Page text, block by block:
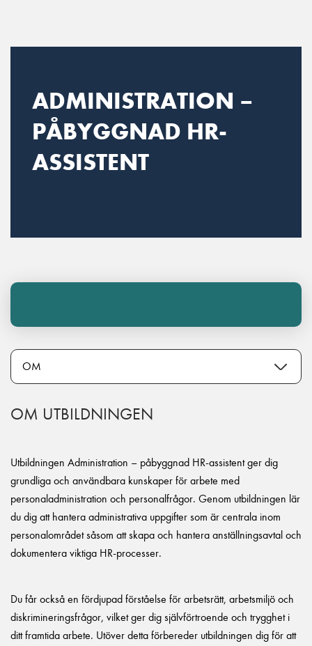
ADMINISTRATION –
PÅBYGGNAD HR-
ASSISTENT
OM UTBILDNINGEN
Utbildningen Administration – påbyggnad HR-assistent ger dig
grundliga och användbara kunskaper för arbete med
personaladministration och personalfrågor. Genom utbildningen lär
du dig att hantera administrativa uppgifter som är centrala inom
personalområdet såsom att skapa och hantera anställningsavtal och
dokumentera viktiga HR-processer.
Du får också en fördjupad förståelse för arbetsrätt, arbetsmiljö och
diskrimineringsfrågor, vilket ger dig självförtroende och trygghet i
ditt framtida arbete. Utöver detta förbereder utbildningen dig för att